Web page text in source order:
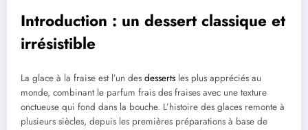
Introduction : un dessert classique et
irrésistible
La glace à la fraise est l’un des desserts les plus appréciés au
monde, combinant le parfum frais des fraises avec une texture
onctueuse qui fond dans la bouche. L’histoire des glaces remonte à
plusieurs siècles, depuis les premières préparations à base de